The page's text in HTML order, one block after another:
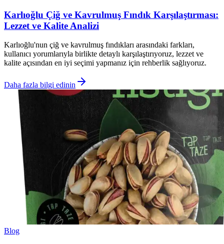
Karlıoğlu Çiğ ve Kavrulmuş Fındık Karşılaştırması:
Lezzet ve Kalite Analizi
Karlıoğlu'nun çiğ ve kavrulmuş fındıkları arasındaki farkları,
kullanıcı yorumlarıyla birlikte detaylı karşılaştırıyoruz, lezzet ve
kalite açısından en iyi seçimi yapmanız için rehberlik sağlıyoruz.
Daha fazla bilgi edinin
Blog